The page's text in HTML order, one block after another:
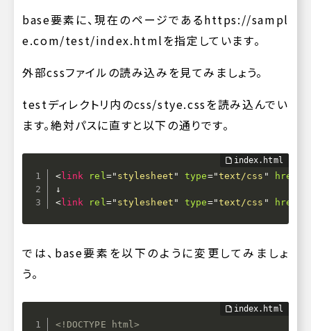
base要素に、現在のページであるhttps://sampl
e.com/test/index.htmlを指定しています。
外部cssファイルの読み込みを見てみましょう。
testディレクトリ内のcss/stye.cssを読み込んでい
ます。絶対パスに直すと以下の通りです。
<link rel =" stylesheet " type="text/css " href
<link rel =" stylesheet " type="text/css " href
では、base要素を以下のように変更してみましょ
う。
<!DOCTYPE html>